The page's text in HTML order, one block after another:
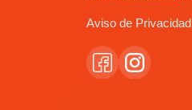
Aviso de Privacidad